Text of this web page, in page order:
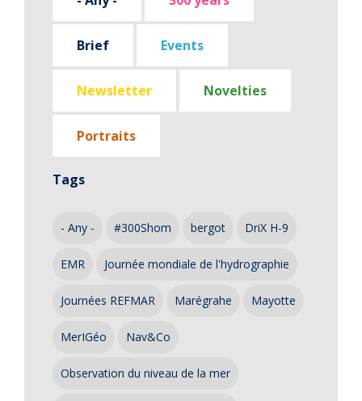
Brief Events
Newsletter Novelties
Portraits
Tags
- Any - #300Shom bergot DriX H-9
EMR Journée mondiale de l'hydrographie
Journées REFMAR Marégrahe Mayotte
MerIGéo Nav&Co
Observation du niveau de la mer